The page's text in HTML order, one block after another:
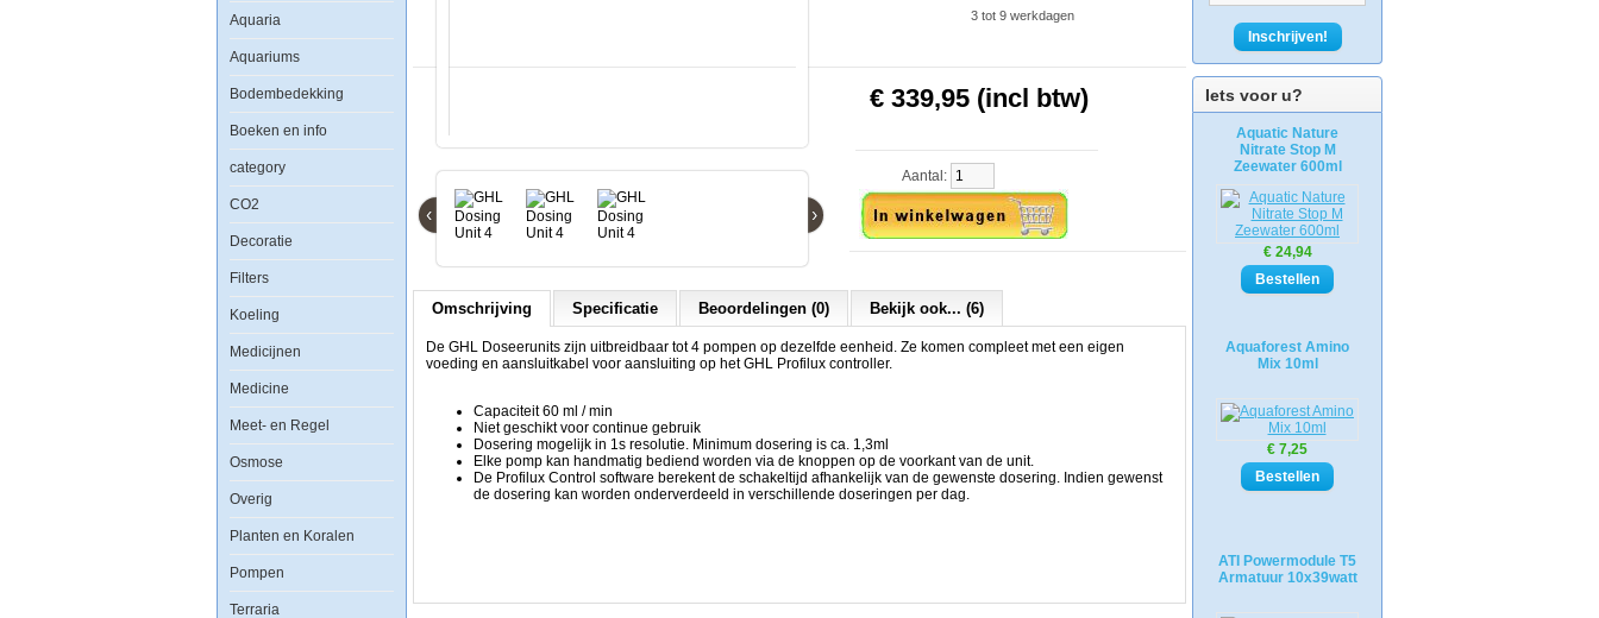
Aquaria
Aquariums
Bodembedekking
Boeken en info
category
CO2
Decoratie
Filters
Koeling
Medicijnen
Medicine
Meet- en Regel
Osmose
Overig
Planten en Koralen
Pompen
Terraria
Inschrijven!
Iets voor u?
Aquatic Nature
Nitrate Stop M
Zeewater 600ml
€ 24,94
Aquaforest Amino
Mix 10ml
€ 7,25
ATI Powermodule T5
Armatuur 10x39watt
GHL
Doseerunits
zijn
eenheid.
Ze
voeding
aansluitkabel
‹ ›
3 tot 9 werkdagen
€ 339,95 (incl btw)
Aantal:
Omschrijving Specificatie Beoordelingen (0) Bekijk ook... (6)
De GHL Doseerunits zijn uitbreidbaar tot 4 pompen op dezelfde eenheid. Ze komen compleet met een eigen
voeding en aansluitkabel voor aansluiting op het GHL Profilux controller.
Capaciteit 60 ml / min
Niet geschikt voor continue gebruik
Dosering mogelijk in 1s resolutie. Minimum dosering is ca. 1,3ml
Elke pomp kan handmatig bediend worden via de knoppen op de voorkant van de unit.
De Profilux Control software berekent de schakeltijd afhankelijk van de gewenste dosering. Indien gewenst
de dosering kan worden onderverdeeld in verschillende doseringen per dag.